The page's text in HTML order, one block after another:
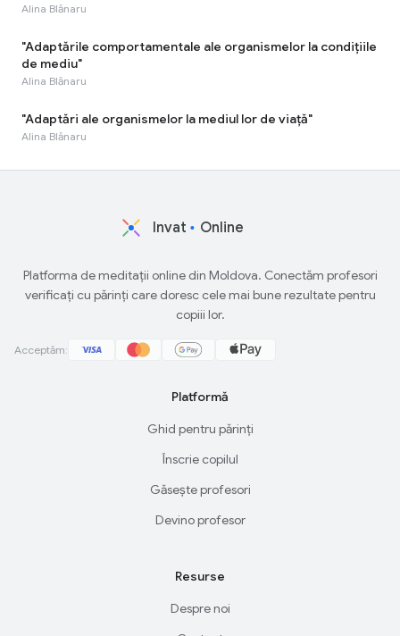
Alina Blănaru
"Adaptările comportamentale ale organismelor la condițiile
de mediu"
Alina Blănaru
"Adaptări ale organismelor la mediul lor de viaţă"
Alina Blănaru
Invat Online
Platforma de meditații online din Moldova. Conectăm profesori
verificați cu părinți care doresc cele mai bune rezultate pentru
copiii lor.
Acceptăm:
Platformă
Ghid pentru părinți
Înscrie copilul
Găsește profesori
Devino profesor
Resurse
Despre noi